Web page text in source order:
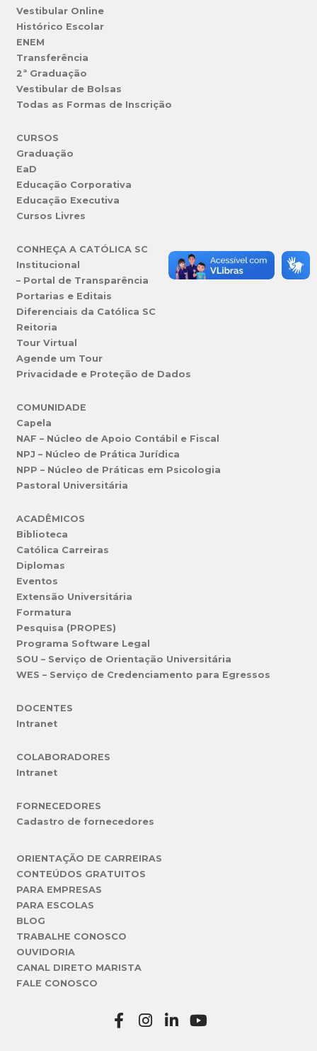
Vestibular Online
Histórico Escolar
ENEM
Transferência
2ª Graduação
Vestibular de Bolsas
Todas as Formas de Inscrição
CURSOS
Graduação
EaD
Educação Corporativa
Educação Executiva
Cursos Livres
CONHEÇA A CATÓLICA SC
Institucional
– Portal de Transparência
Portarias e Editais
Diferenciais da Católica SC
Reitoria
Tour Virtual
Agende um Tour
Privacidade e Proteção de Dados
COMUNIDADE
Capela
NAF – Núcleo de Apoio Contábil e Fiscal
NPJ – Núcleo de Prática Jurídica
NPP – Núcleo de Práticas em Psicologia
Pastoral Universitária
ACADÊMICOS
Biblioteca
Católica Carreiras
Diplomas
Eventos
Extensão Universitária
Formatura
Pesquisa (PROPES)
Programa Software Legal
SOU – Serviço de Orientação Universitária
WES – Serviço de Credenciamento para Egressos
DOCENTES
Intranet
COLABORADORES
Intranet
FORNECEDORES
Cadastro de fornecedores
ORIENTAÇÃO DE CARREIRAS
CONTEÚDOS GRATUITOS
PARA EMPRESAS
PARA ESCOLAS
BLOG
TRABALHE CONOSCO
OUVIDORIA
CANAL DIRETO MARISTA
FALE CONOSCO